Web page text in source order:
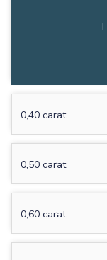
0,40 carat
0,50 carat
0,60 carat